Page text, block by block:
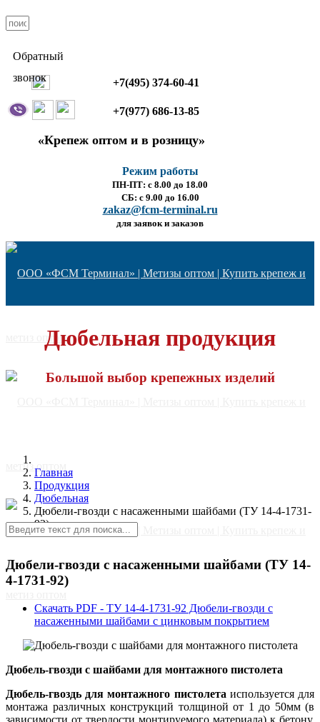
Обратный
звонок
+7(495) 374-60-41
+7(977) 686-13-85
«Крепеж оптом и в розницу»
Режим работы
ПН-ПТ: с 8.00 до 18.00
СБ: с 9.00 до 16.00
zakaz@fcm-terminal.ru
для заявок и заказов
Главная
Дюбельная продукция
Большой выбор крепежных изделий
Главная
Продукция
Дюбельная
Дюбели-гвозди с насаженными шайбами (ТУ 14-4-1731-
92)
Дюбели-гвозди с насаженными шайбами (ТУ 14-
4-1731-92)
Скачать PDF - ТУ 14-4-1731-92 Дюбели-гвозди с
насаженными шайбами с цинковым покрытием
Дюбель-гвозди с шайбами для монтажного пистолета
Дюбель-гвоздь для монтажного пистолета используется для
монтажа различных конструкций толщиной от 1 до 50мм (в
зависимости от твердости монтируемого материала) к бетону,